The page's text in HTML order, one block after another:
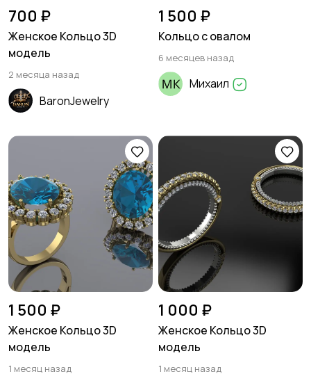
700 ₽
Женское Кольцо 3D
модель
2 месяца назад
BaronJewelry
1 500 ₽
Кольцо с овалом
6 месяцев назад
Михаил
1 500 ₽
Женское Кольцо 3D
модель
1 месяц назад
1 000 ₽
Женское Кольцо 3D
модель
1 месяц назад